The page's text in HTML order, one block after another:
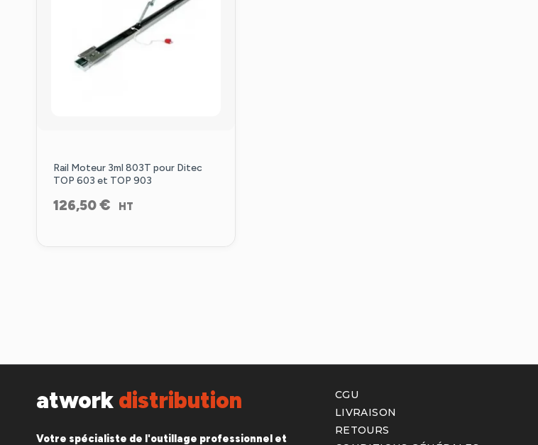
Rail Moteur 3ml 803T pour Ditec
TOP 603 et TOP 903
126,50€ HT
atwork distribution
Votre spécialiste de l'outillage professionnel et
CGU
LIVRAISON
RETOURS